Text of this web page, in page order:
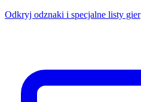
Odkryj odznaki i specjalne listy gier